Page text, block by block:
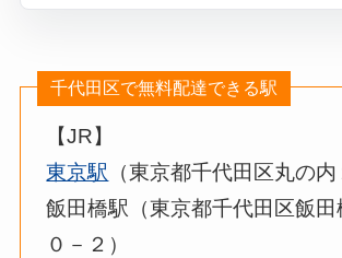
千代田区で無料配達できる駅
【JR】
東京駅
（東京都千代田区丸の内
飯田橋駅（東京都千代田区飯田
０－２）